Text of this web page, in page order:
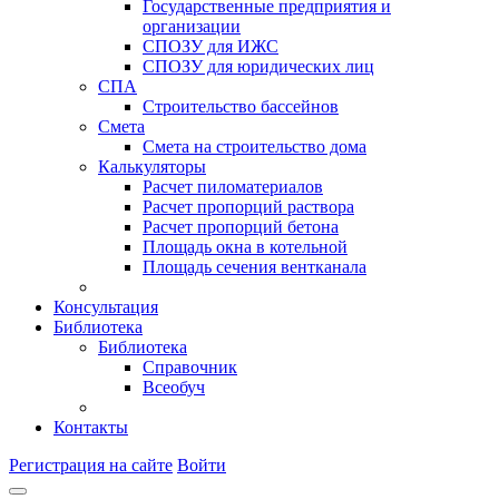
Государственные предприятия и
организации
СПОЗУ для ИЖС
СПОЗУ для юридических лиц
СПА
Строительство бассейнов
Смета
Смета на строительство дома
Калькуляторы
Расчет пиломатериалов
Расчет пропорций раствора
Расчет пропорций бетона
Площадь окна в котельной
Площадь сечения вентканала
Консультация
Библиотека
Библиотека
Справочник
Всеобуч
Контакты
Регистрация на сайте Войти